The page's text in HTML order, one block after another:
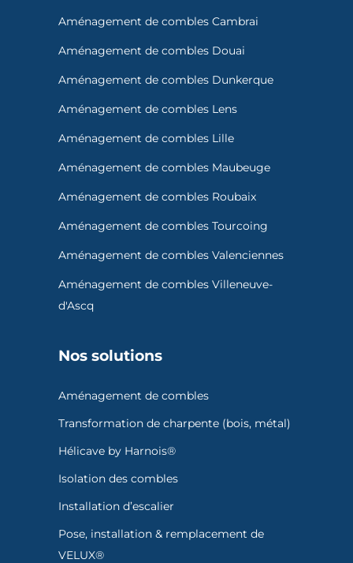
Aménagement de combles Cambrai
Aménagement de combles Douai
Aménagement de combles Dunkerque
Aménagement de combles Lens
Aménagement de combles Lille
Aménagement de combles Maubeuge
Aménagement de combles Roubaix
Aménagement de combles Tourcoing
Aménagement de combles Valenciennes
Aménagement de combles Villeneuve-
d'Ascq
Nos solutions
Aménagement de combles
Transformation de charpente (bois, métal)
Hélicave by Harnois®
Isolation des combles
Installation d’escalier
Pose, installation & remplacement de
VELUX®